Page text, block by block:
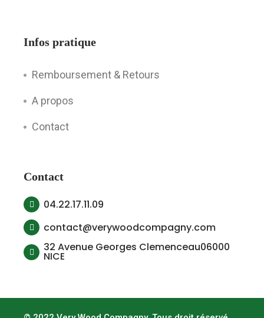
Infos pratique
Remboursement & Retours
A propos
Contact
Contact
04.22.17.11.09
contact@verywoodcompagny.com
32 Avenue Georges Clemenceau06000
NICE